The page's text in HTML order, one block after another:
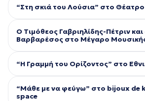
“Στη σκιά του Λούσια” στο
Ο Τιμόθεος Γαβριηλίδης-Πέτριν
Βαρβαρέσος στο Μέγαρο
“Η Γραμμή του Ορίζοντος” στο
“Μάθε με να φεύγω” στο bijoux de
space